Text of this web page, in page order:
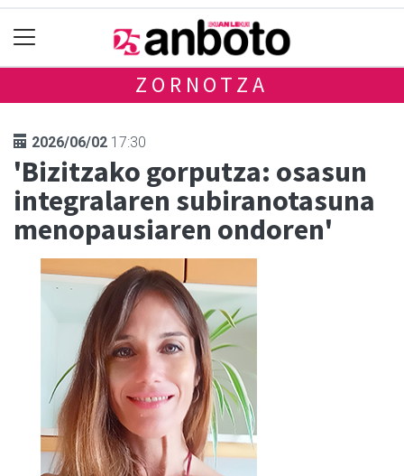
ZORNOTZA
2026/06/02 17:30
'Bizitzako gorputza: osasun
integralaren subiranotasuna
menopausiaren ondoren'